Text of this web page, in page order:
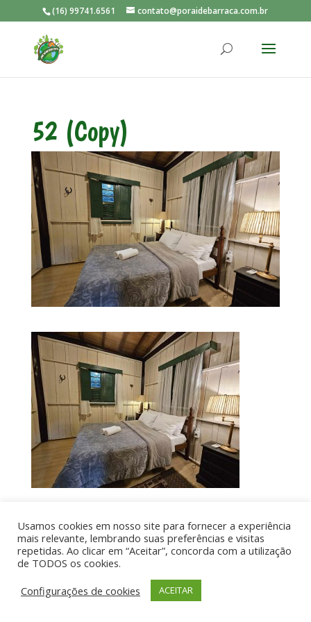
(16) 99741.6561 contato@poraidebarraca.com.br
52 (Copy)
Por aí de Barraca - direitos reservados - Desenvolvido
por UIA WEB
Usamos cookies em nosso site para fornecer a experiência
mais relevante, lembrando suas preferências e visitas
repetidas. Ao clicar em “Aceitar”, concorda com a utilização
de TODOS os cookies.
Configurações de cookies
ACEITAR